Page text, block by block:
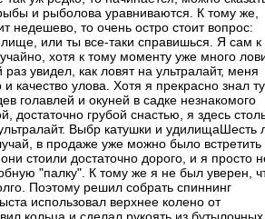
и рыболова уравниваются. К тому же,
недешево, то очень остро стоит вопрос:
или ты все-таки справишься. Я сам к
хотя к тому моменту уже много
увидел, как ловят на ультралайт, меня
качество улова. Хотя я прекрасно знал ту
голавлей и окуней в садке незнакомого
достаточно грубой снастью, я здесь
Выбр катушки и удилищаШесть
в продаже уже можно было встретить
стоили достаточно дорого, и я просто
"палку". К тому же я не был уверен,
Поэтому решил собрать спиннинг
использовал верхнее колено от